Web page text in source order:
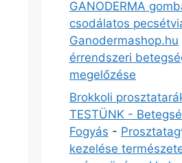
GANODERMA
csodálatos
Ganodermashop.hu
érrendszeri
megelőzése
Brokkoli
TESTÜNK -
Fogyás -
kezelése